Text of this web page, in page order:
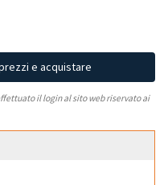
e acquistare
il login al sito web riservato ai